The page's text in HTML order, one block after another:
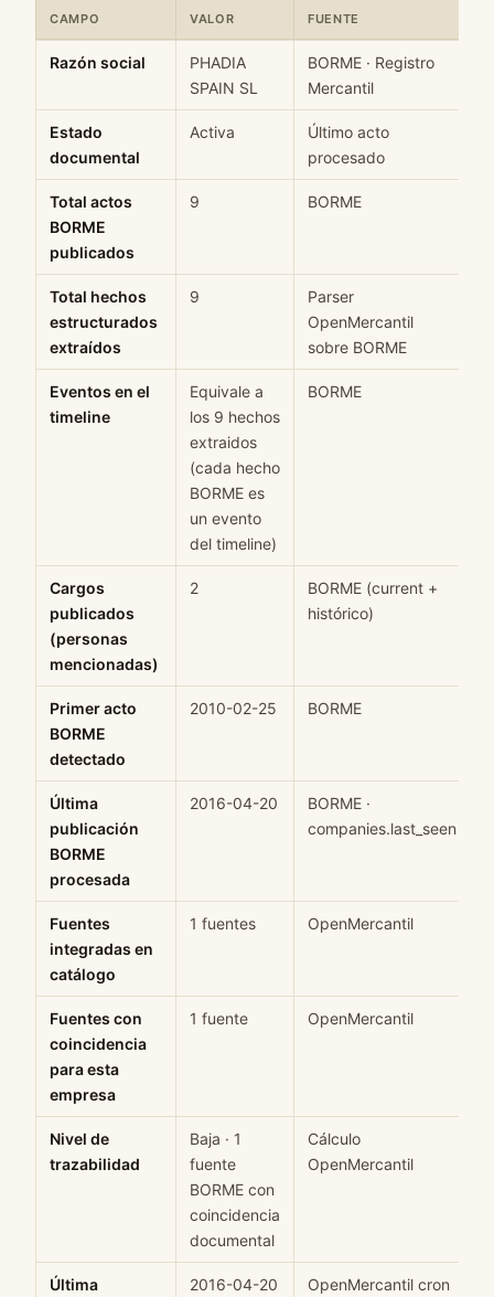
CAMPO VALOR FUENTE
Razón social
PHADIA
SPAIN SL
BORME · Registro
Mercantil
Estado
documental
Activa
Último acto
procesado
Total actos
BORME
publicados
9 BORME
Total hechos
estructurados
extraídos
9
Parser
OpenMercantil
sobre BORME
Eventos en el
timeline
Equivale a
los 9 hechos
extraidos
(cada hecho
BORME es
un evento
del timeline)
BORME
Cargos
publicados
(personas
mencionadas)
2
BORME (current +
histórico)
Primer acto
BORME
detectado
2010-02-25 BORME
Última
publicación
BORME
procesada
2016-04-20
BORME ·
companies.last_seen
Fuentes
integradas en
catálogo
1 fuentes OpenMercantil
Fuentes con
coincidencia
para esta
empresa
1 fuente OpenMercantil
Nivel de
trazabilidad
Baja · 1
fuente
BORME con
coincidencia
documental
Cálculo
OpenMercantil
Última
2016-04-20
OpenMercantil cron